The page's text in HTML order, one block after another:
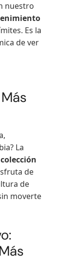
nuestro
Es la
de ver
La
de
de
moverte